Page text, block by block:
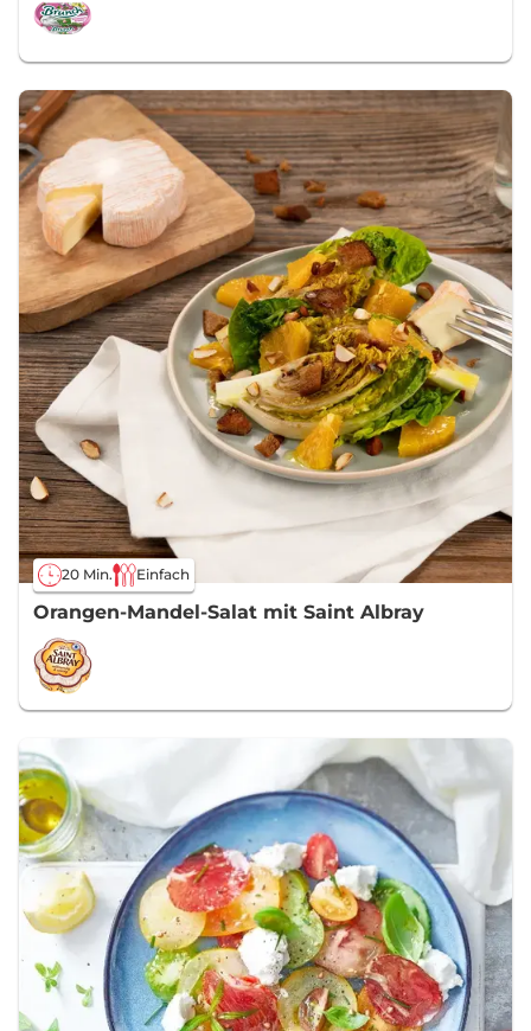
20 Min. Einfach
Orangen-Mandel-Salat mit Saint Albray